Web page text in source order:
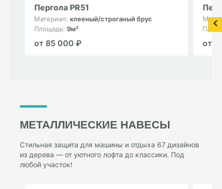
Пергола PR51
Материал: клееный/строганый брус
Площадь: 9м²
от 85 000 ₽ от
МЕТАЛЛИЧЕСКИЕ НАВЕСЫ
Стильная защита для машины и отдыха 67 дизайнов
из дерева — от уютного лофта до классики. Под
любой участок!